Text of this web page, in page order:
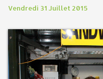
Vendredi 31 Juillet 2015